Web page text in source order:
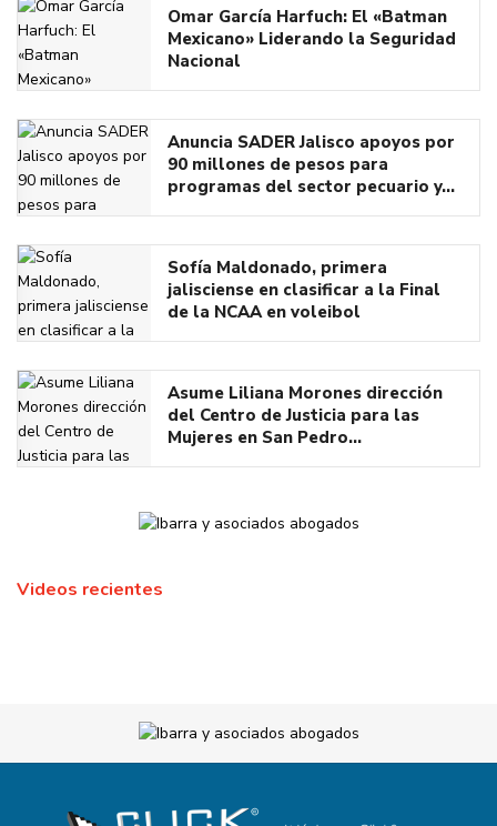
Omar García Harfuch: El «Batman
Mexicano» Liderando la Seguridad
Nacional
Anuncia SADER Jalisco apoyos por
90 millones de pesos para
programas del sector pecuario y…
Sofía Maldonado, primera
jalisciense en clasificar a la Final
de la NCAA en voleibol
Asume Liliana Morones dirección
del Centro de Justicia para las
Mujeres en San Pedro…
Videos recientes